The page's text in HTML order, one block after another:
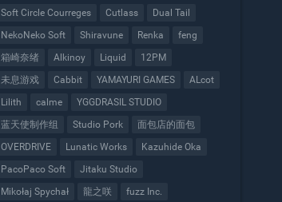
Soft Circle Courreges
Cutlass
Dual Tail
NekoNeko Soft
Shiravune Renka
feng
箱崎奈绪
Alkinoy Liquid
12PM
未息游戏
Cabbit YAMAYURI GAMES
ALcot
Lilith
calme
YGGDRASIL STUDIO
蓝天使制作组
Studio Pork
面包店的面包
OVERDRIVE
Lunatic Works
Kazuhide Oka
PacoPaco Soft
Jitaku Studio
Mikołaj Spychał
龍之咲
fuzz Inc.